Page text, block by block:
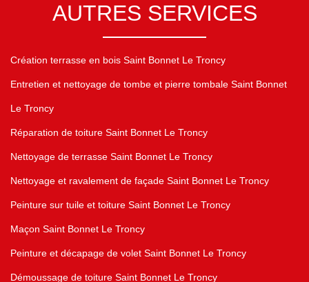
AUTRES SERVICES
Création terrasse en bois Saint Bonnet Le Troncy
Entretien et nettoyage de tombe et pierre tombale Saint Bonnet
Le Troncy
Réparation de toiture Saint Bonnet Le Troncy
Nettoyage de terrasse Saint Bonnet Le Troncy
Nettoyage et ravalement de façade Saint Bonnet Le Troncy
Peinture sur tuile et toiture Saint Bonnet Le Troncy
Maçon Saint Bonnet Le Troncy
Peinture et décapage de volet Saint Bonnet Le Troncy
Démoussage de toiture Saint Bonnet Le Troncy